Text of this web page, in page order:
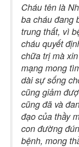
Cháu tên là
ba cháu đang
trung thất, vì
cháu quyết
chữa trị mà
mạng mong
dài sự sống
cũng giảm
cũng đã và
đạo của thầy
con đường
bệnh, mong